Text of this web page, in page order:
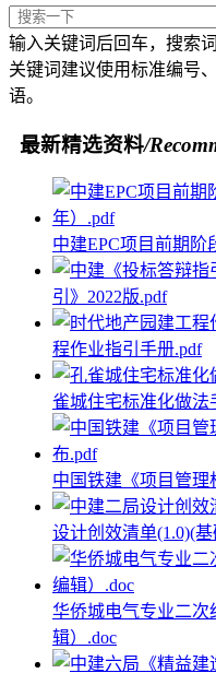
输入关键词后回车，搜索
关键词建议使用标准编号
语。
最新精选资料/
中建EPC项目前期阶
引》2022版.pdf
程作业指引手册.pdf
雀城住宅标准化做法
中国铁建《项目管理
设计创效清单(1.0)(
华侨城电气专业二次
辑）.doc